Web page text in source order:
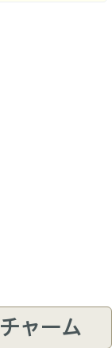
ャーム